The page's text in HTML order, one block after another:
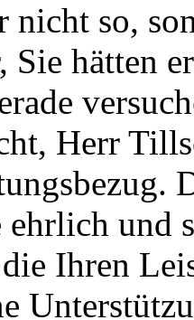
nicht so,
Sie hätten
Herr
ehrlich und
Ihren